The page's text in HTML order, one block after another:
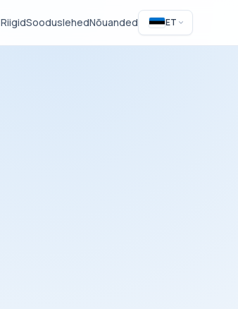
RiigidSooduslehedNõuanded ET